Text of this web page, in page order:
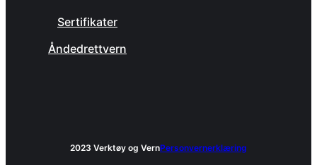
Sertifikater
Åndedrettvern
2023 Verktøy og VernPersonvernerklæring